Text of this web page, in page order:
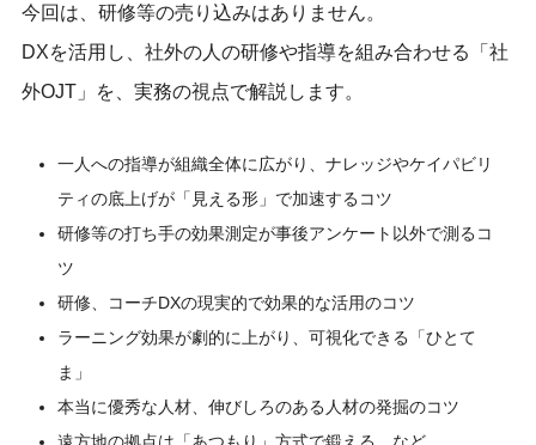
今回は、研修等の売り込みはありません。
DXを活用し、社外の人の研修や指導を組み合わせる「社
外OJT」を、実務の視点で解説します。
一人への指導が組織全体に広がり、ナレッジやケイパビリ
ティの底上げが「見える形」で加速するコツ
研修等の打ち手の効果測定が事後アンケート以外で測るコ
ツ
研修、コーチDXの現実的で効果的な活用のコツ
ラーニング効果が劇的に上がり、可視化できる「ひとて
ま」
本当に優秀な人材、伸びしろのある人材の発掘のコツ